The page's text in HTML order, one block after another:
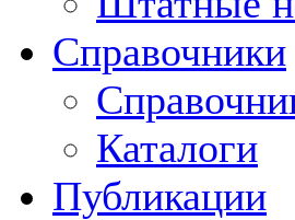
Справочники
Каталоги
Публикации